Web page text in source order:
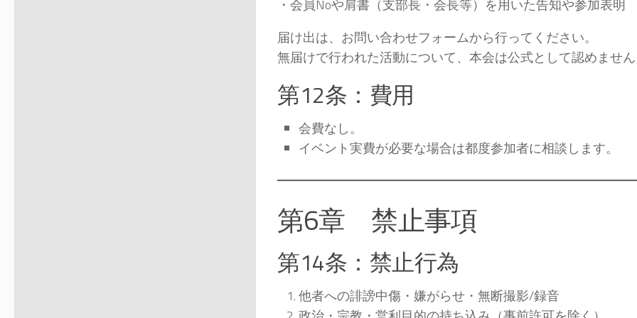
・会員Noや肩書（支部長・会長等）を用いた告知や参加表明
届け出は、お問い合わせフォームから行ってください。
無届けで行われた活動について、本会は公式として認めませ
第12条：費用
会費なし。
イベント実費が必要な場合は都度参加者に相談します。
第6章 禁止事項
第14条：禁止行為
他者への誹謗中傷・嫌がらせ・無断撮影/録音